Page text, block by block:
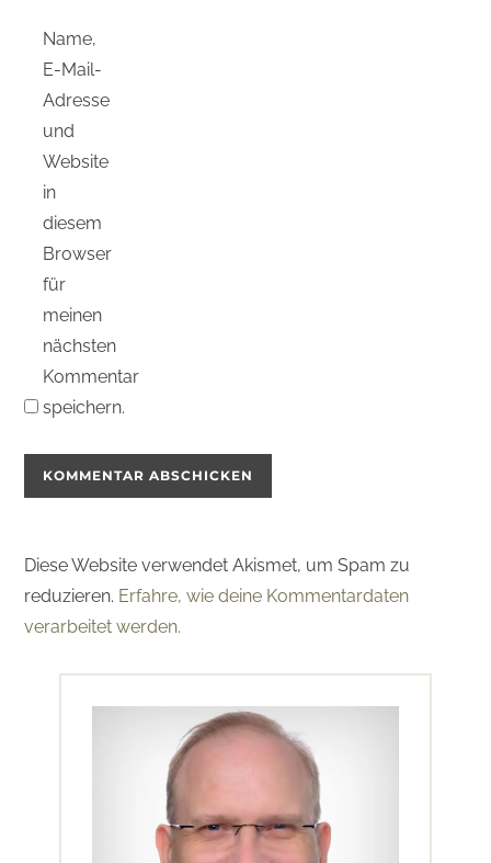
Name,
E-Mail-
Adresse
und
Website
in
diesem
Browser
für
meinen
nächsten
Kommentar
speichern.
Diese Website verwendet Akismet, um Spam zu
reduzieren. Erfahre, wie deine Kommentardaten
verarbeitet werden.